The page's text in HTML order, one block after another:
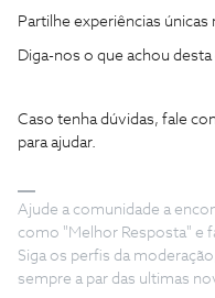
Partilhe experiências únicas
Diga-nos o que achou
Caso tenha dúvidas, fale
para ajudar.
Ajude a comunidade a
como "Melhor Resposta" e
Siga os perfis da
sempre a par das ultimas